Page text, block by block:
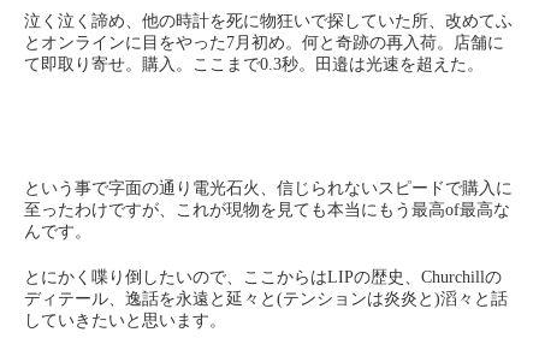
泣く泣く諦め、他の時計を死に物狂いで探していた所、改めてふ
とオンラインに目をやった7月初め。何と奇跡の再入荷。店舗に
て即取り寄せ。購入。ここまで0.3秒。田邉は光速を超えた。
という事で字面の通り電光石火、信じられないスピードで購入に
至ったわけですが、これが現物を見ても本当にもう最高of最高な
んです。
とにかく喋り倒したいので、ここからはLIPの歴史、Churchillの
ディテール、逸話を永遠と延々と(テンションは炎炎と)滔々と話
していきたいと思います。